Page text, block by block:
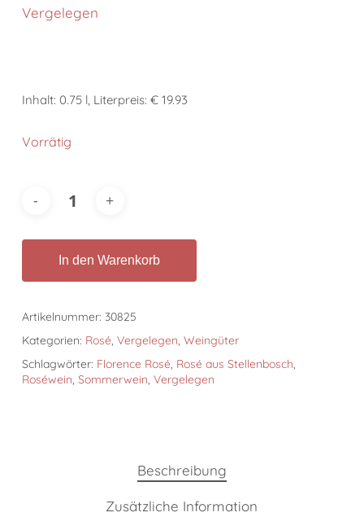
Vergelegen
Inhalt: 0.75 l, Literpreis: € 19.93
Vorrätig
In den Warenkorb
Artikelnummer: 30825
Kategorien: Rosé, Vergelegen, Weingüter
Schlagwörter: Florence Rosé, Rosé aus Stellenbosch,
Roséwein, Sommerwein, Vergelegen
Beschreibung
Zusätzliche Information